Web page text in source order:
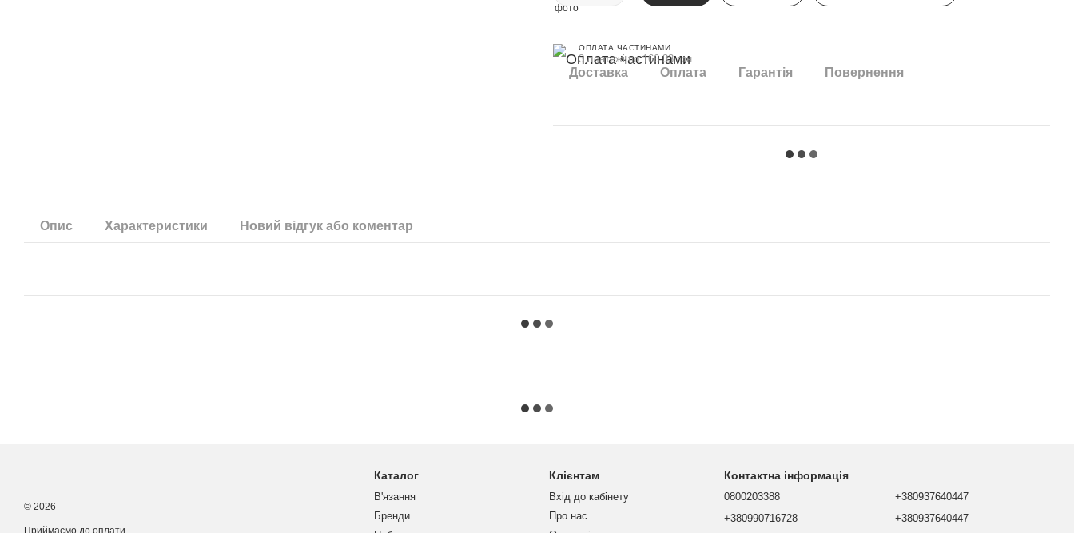
ОПЛАТА ЧАСТИНАМИ
3 платежі по 166.33 грн
Доставка Оплата Гарантія Повернення
Опис Характеристики Новий відгук або коментар
© 2026
Приймаємо до оплати
Каталог
В'язання
Бренди
Клієнтам
Вхід до кабінету
Про нас
Контактна інформація
0800203388
+380990716728
+380937640447
+380937640447